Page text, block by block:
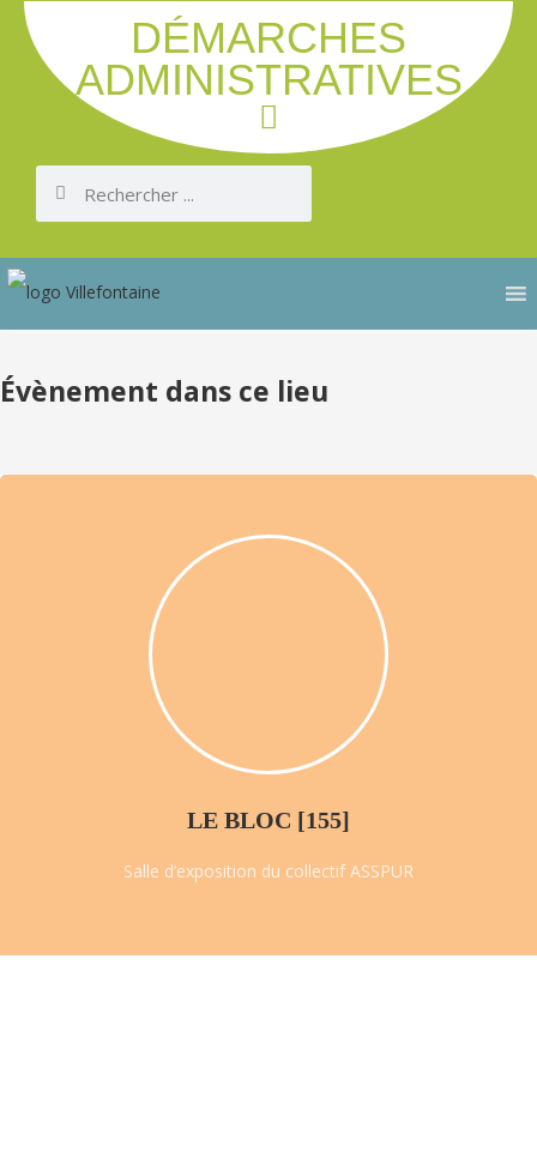
DÉMARCHES
ADMINISTRATIVES
Évènement dans ce lieu
LE BLOC [155]
Salle d’exposition du collectif ASSPUR